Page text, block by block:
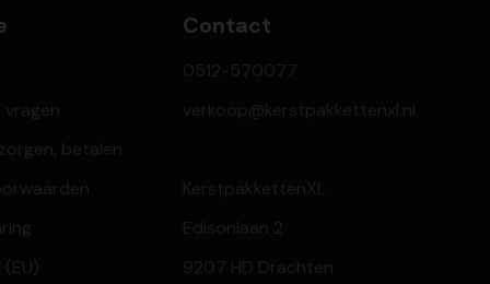
vragen
betalen
Contact
0512-570077
verkoop@kerstpakkettenxl.nl
KerstpakkettenXL
Edisonlaan 2
9207 HD Drachten